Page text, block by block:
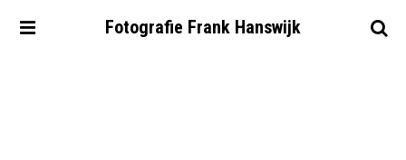
Fotografie Frank Hanswijk